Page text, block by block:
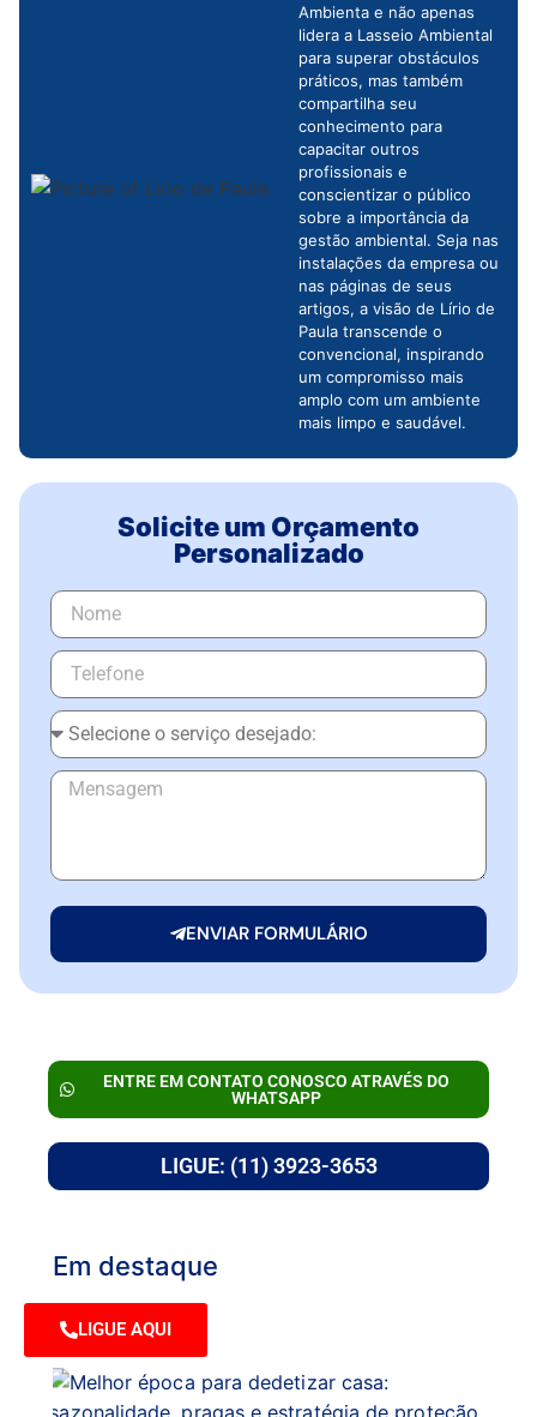
Ambienta e não apenas
lidera a Lasseio Ambiental
para superar obstáculos
práticos, mas também
compartilha seu
conhecimento para
capacitar outros
profissionais e
conscientizar o público
sobre a importância da
gestão ambiental. Seja nas
instalações da empresa ou
nas páginas de seus
artigos, a visão de Lírio de
Paula transcende o
convencional, inspirando
um compromisso mais
amplo com um ambiente
mais limpo e saudável.
Solicite um Orçamento
Personalizado
ENVIAR FORMULÁRIO
ENTRE EM CONTATO CONOSCO ATRAVÉS DO
WHATSAPP
LIGUE: (11) 3923-3653
Em destaque
LIGUE AQUI